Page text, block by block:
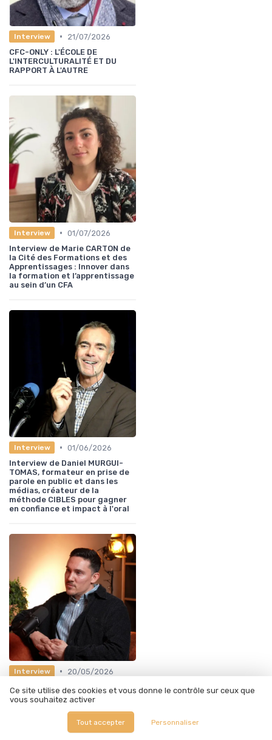
Interview •
21/07/2026
CFC-ONLY : L'ÉCOLE DE
L'INTERCULTURALITÉ ET DU
RAPPORT À L'AUTRE
Interview • 01/07/2026
Interview de Marie CARTON de
la Cité des Formations et des
Apprentissages : Innover dans
la formation et l’apprentissage
au sein d’un CFA
Interview • 01/06/2026
Interview de Daniel MURGUI-
TOMAS, formateur en prise de
parole en public et dans les
médias, créateur de la
méthode CIBLES pour gagner
en confiance et impact à l'oral
Interview •
20/05/2026
Interview de Yohann Gimenez :
croissance, admissions et
acquisition dans
l’enseignement supérieur, la
formation professionnelle,
l’alternance et le distanciel
Ce site utilise des cookies et vous donne le contrôle sur ceux que
vous souhaitez activer
Tout accepter Personnaliser